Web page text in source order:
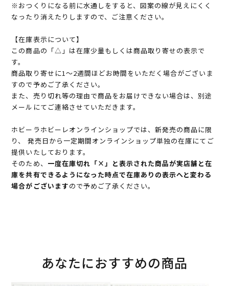
※おつくりになる前に水通しをすると、図案の線が見えにくく
なったり消えたりしますので、ご注意ください。
【在庫表示について】
この商品の「△」は在庫少量もしくは商品取り寄せの表示で
す。
商品取り寄せに1～2週間ほどお時間をいただく場合がございま
すので予めご了承ください。
また、売り切れ等の理由で商品をお届けできない場合は、別途
メールにてご連絡させていただきます。
ホビーラホビーレオンラインショップでは、新発売の商品に限
り、 発売日から一定期間オンラインショップ単独の在庫にてご
提供いたしております。
そのため、 一度在庫切れ「×」と表示された商品が実店舗と在
庫を共有できるようになった時点で在庫ありの表示へと変わる
場合がございますので予めご了承ください。
あなたにおすすめの商品